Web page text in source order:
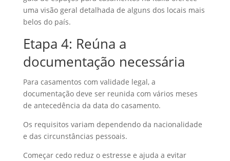
uma visão geral detalhada de alguns dos locais mais
belos do país.
Etapa 4: Reúna a
documentação necessária
Para casamentos com validade legal, a
documentação deve ser reunida com vários meses
de antecedência da data do casamento.
Os requisitos variam dependendo da nacionalidade
e das circunstâncias pessoais.
Começar cedo reduz o estresse e ajuda a evitar